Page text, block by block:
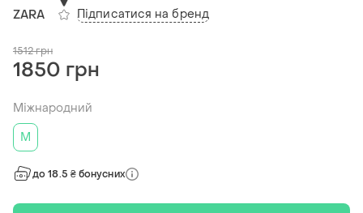
ZARA Підписатися на бренд
1512грн
1850 грн
Міжнародний
M
до 18.5 ₴ бонусних